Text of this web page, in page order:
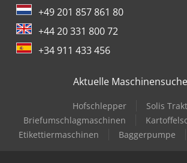
+49 201 857 861 80
+44 20 331 800 72
+34 911 433 456
Aktuelle
Hofschlepper
Solis
Briefumschlagmaschinen
Etikettiermaschinen
Baggerpumpe